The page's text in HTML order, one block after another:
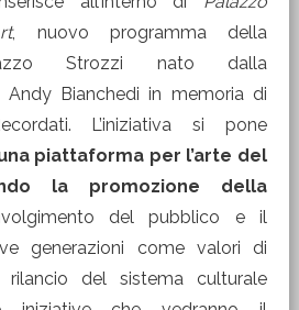
, nuovo programma della
Strozzi nato dalla
Bianchedi in memoria di
L’iniziativa si pone
piattaforma per l’arte del
la promozione della
del pubblico e il
generazioni come valori di
del sistema culturale